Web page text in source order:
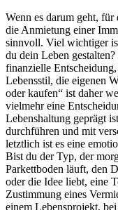
Wenn es darum geht,
die Anmietung einer
sinnvoll. Viel wichtiger
du dein Leben
finanzielle
Lebensstil, die eigenen
oder kaufen“ ist daher
vielmehr eine
Lebenshaltung geprägt
durchführen und mit
letztlich ist es eine
Bist du der Typ, der
Parkettboden läuft, den
oder die Idee liebt, eine
Zustimmung eines
einem Lebensprojekt,